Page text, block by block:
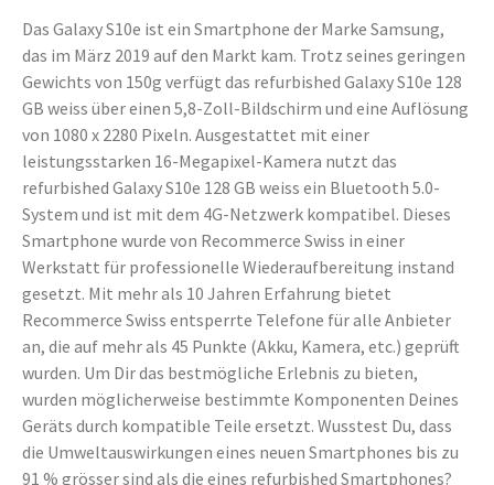
Das Galaxy S10e ist ein Smartphone der Marke Samsung,
das im März 2019 auf den Markt kam. Trotz seines geringen
Gewichts von 150g verfügt das refurbished Galaxy S10e 128
GB weiss über einen 5,8-Zoll-Bildschirm und eine Auflösung
von 1080 x 2280 Pixeln. Ausgestattet mit einer
leistungsstarken 16-Megapixel-Kamera nutzt das
refurbished Galaxy S10e 128 GB weiss ein Bluetooth 5.0-
System und ist mit dem 4G-Netzwerk kompatibel. Dieses
Smartphone wurde von Recommerce Swiss in einer
Werkstatt für professionelle Wiederaufbereitung instand
gesetzt. Mit mehr als 10 Jahren Erfahrung bietet
Recommerce Swiss entsperrte Telefone für alle Anbieter
an, die auf mehr als 45 Punkte (Akku, Kamera, etc.) geprüft
wurden. Um Dir das bestmögliche Erlebnis zu bieten,
wurden möglicherweise bestimmte Komponenten Deines
Geräts durch kompatible Teile ersetzt. Wusstest Du, dass
die Umweltauswirkungen eines neuen Smartphones bis zu
91 % grösser sind als die eines refurbished Smartphones?